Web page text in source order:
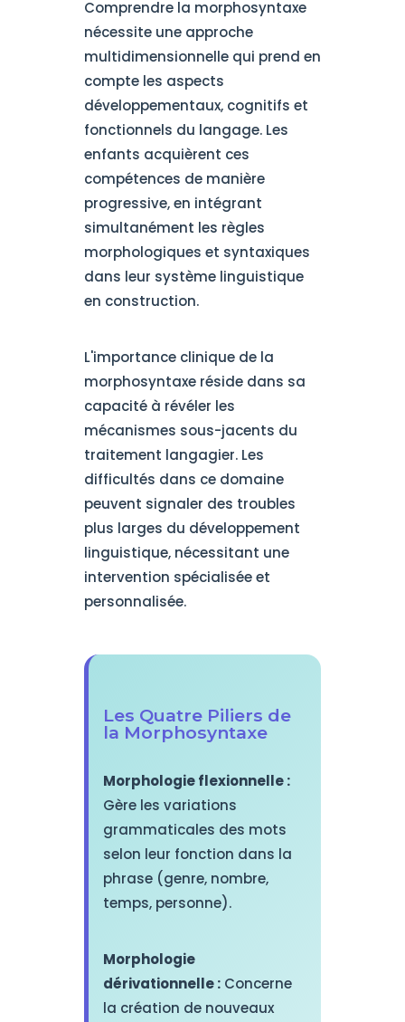
Comprendre la morphosyntaxe
nécessite une approche
multidimensionnelle qui prend en
compte les aspects
développementaux, cognitifs et
fonctionnels du langage. Les
enfants acquièrent ces
compétences de manière
progressive, en intégrant
simultanément les règles
morphologiques et syntaxiques
dans leur système linguistique
en construction.
L'importance clinique de la
morphosyntaxe réside dans sa
capacité à révéler les
mécanismes sous-jacents du
traitement langagier. Les
difficultés dans ce domaine
peuvent signaler des troubles
plus larges du développement
linguistique, nécessitant une
intervention spécialisée et
personnalisée.
Les Quatre Piliers de
la Morphosyntaxe
Morphologie flexionnelle :
Gère les variations
grammaticales des mots
selon leur fonction dans la
phrase (genre, nombre,
temps, personne).
Morphologie
dérivationnelle :Concerne
la création de nouveaux